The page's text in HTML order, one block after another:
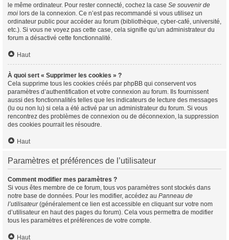
le même ordinateur. Pour rester connecté, cochez la case Se souvenir de
moi lors de la connexion. Ce n’est pas recommandé si vous utilisez un
ordinateur public pour accéder au forum (bibliothèque, cyber-café, université,
etc.). Si vous ne voyez pas cette case, cela signifie qu’un administrateur du
forum a désactivé cette fonctionnalité.
Haut
À quoi sert « Supprimer les cookies » ?
Cela supprime tous les cookies créés par phpBB qui conservent vos
paramètres d’authentification et votre connexion au forum. Ils fournissent
aussi des fonctionnalités telles que les indicateurs de lecture des messages
(lu ou non lu) si cela a été activé par un administrateur du forum. Si vous
rencontrez des problèmes de connexion ou de déconnexion, la suppression
des cookies pourrait les résoudre.
Haut
Paramètres et préférences de l’utilisateur
Comment modifier mes paramètres ?
Si vous êtes membre de ce forum, tous vos paramètres sont stockés dans
notre base de données. Pour les modifier, accédez au Panneau de
l’utilisateur(généralement ce lien est accessible en cliquant sur votre nom
d’utilisateur en haut des pages du forum). Cela vous permettra de modifier
tous les paramètres et préférences de votre compte.
Haut